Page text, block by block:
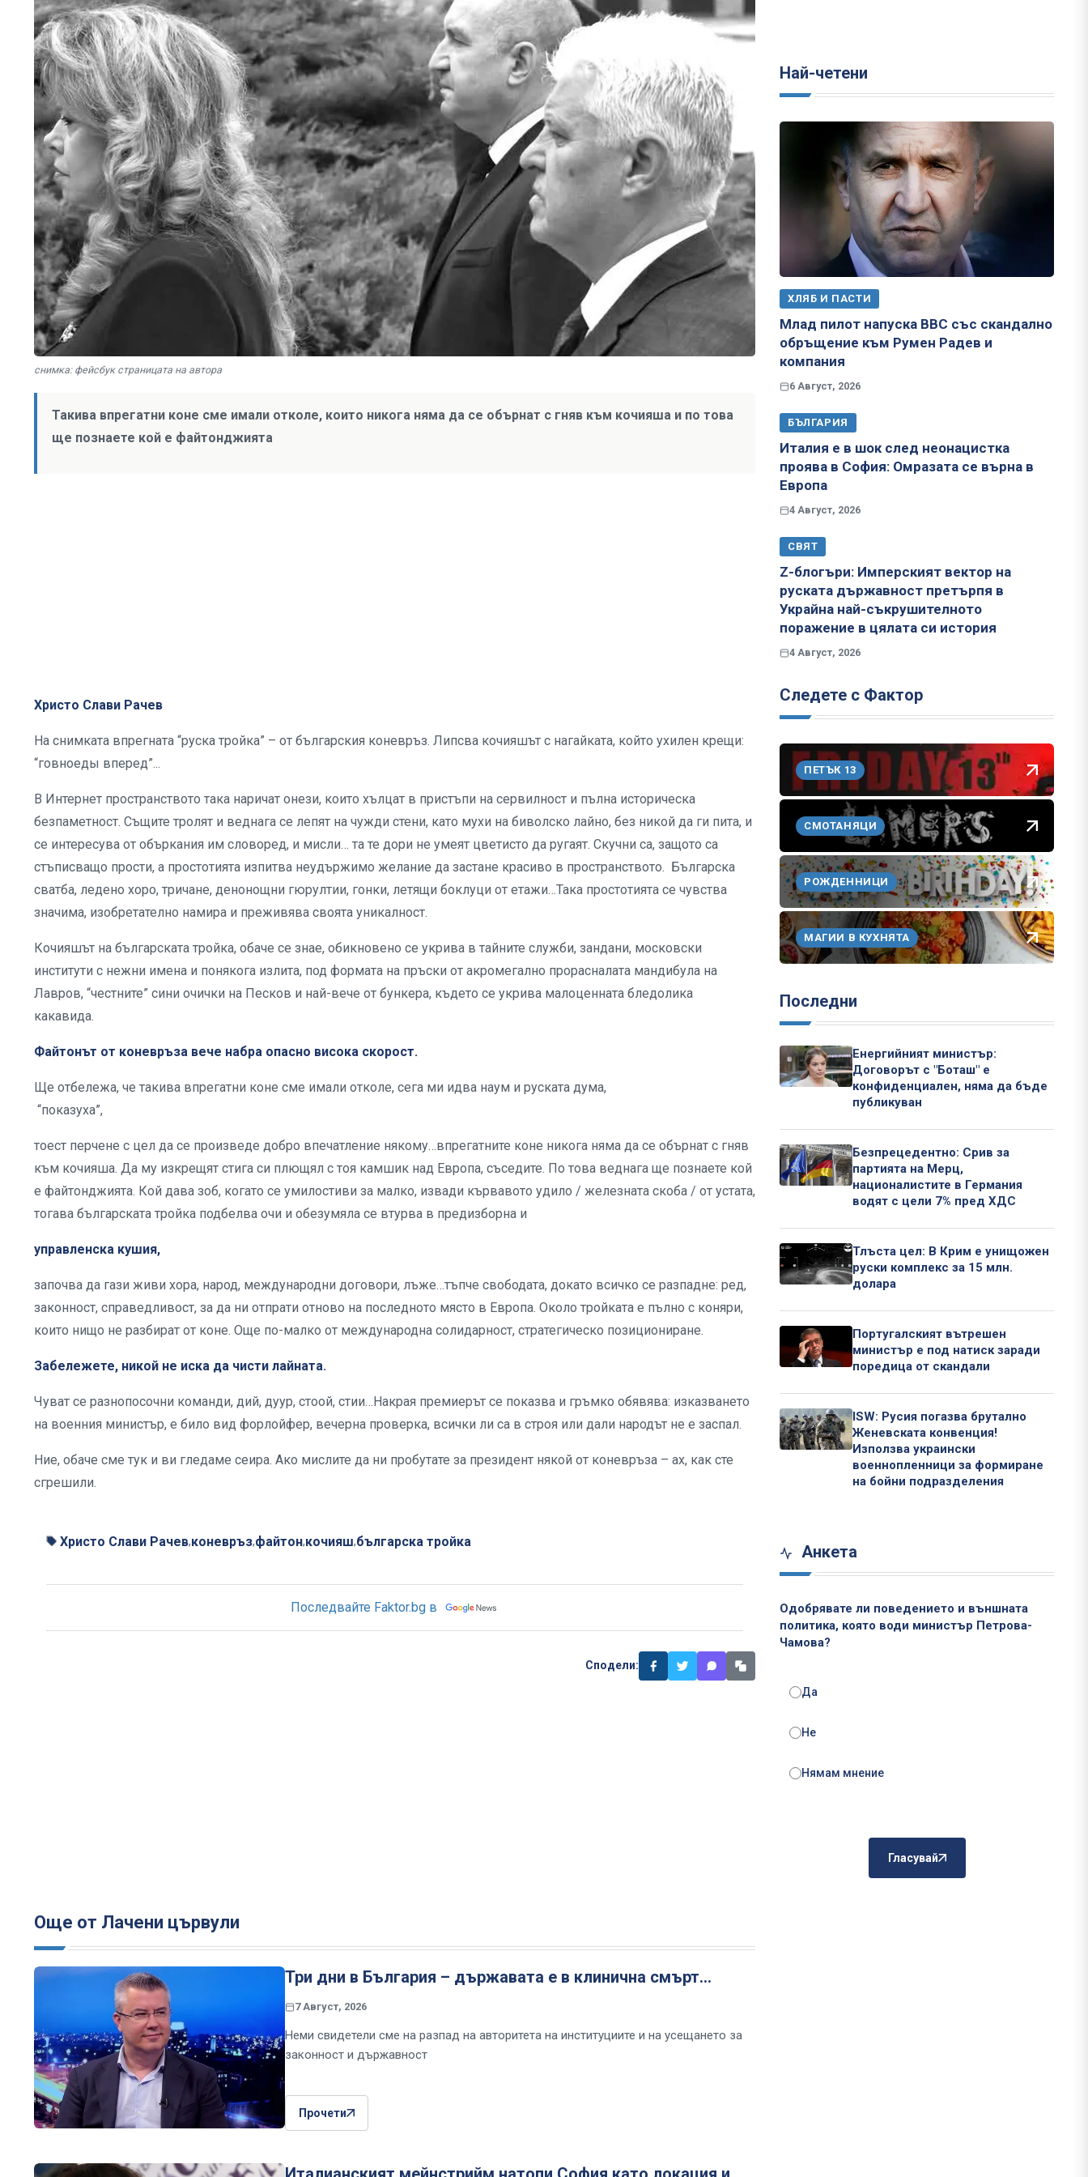
снимка: фейсбук страницата на автора
Такива впрегатни коне сме имали отколе, които никога няма да се обърнат с гняв към кочияша и по това
ще познаете кой е файтонджията
Христо Слави Рачев
На снимката впрегната “руска тройка” – от българския коневръз. Липсва кочияшът с нагайката, който ухилен крещи:
“говноеды вперед”...
В Интернет пространството така наричат онези, които хълцат в пристъпи на сервилност и пълна историческа
безпаметност. Същите тролят и веднага се лепят на чужди стени, като мухи на биволско лайно, без никой да ги пита, и
се интересува от объркания им словоред, и мисли… та те дори не умеят цветисто да ругаят. Скучни са, защото са
стъписващо прости, а простотията изпитва неудържимо желание да застане красиво в пространството. Българска
сватба, ледено хоро, тричане, денонощни гюрултии, гонки, летящи боклуци от етажи…Така простотията се чувства
значима, изобретателно намира и преживява своята уникалност.
Кочияшът на българската тройка, обаче се знае, обикновено се укрива в тайните служби, зандани, московски
институти с нежни имена и понякога излита, под формата на пръски от акромегално прорасналата мандибула на
Лавров, “честните” сини очички на Песков и най-вече от бункера, където се укрива малоценната бледолика
какавида.
Файтонът от коневръза вече набра опасно висока скорост.
Ще отбележа, че такива впрегатни коне сме имали отколе, сега ми идва наум и руската дума,
“показуха”,
тоест перчене с цел да се произведе добро впечатление някому…впрегатните коне никога няма да се обърнат с гняв
към кочияша. Да му изкрещят стига си плющял с тоя камшик над Европа, съседите. По това веднага ще познаете кой
е файтонджията. Кой дава зоб, когато се умилостиви за малко, извади кървавото удило / железната скоба / от устата,
тогава българската тройка подбелва очи и обезумяла се втурва в предизборна и
управленска кушия,
започва да гази живи хора, народ, международни договори, лъже…тъпче свободата, докато всичко се разпадне: ред,
законност, справедливост, за да ни отпрати отново на последното място в Европа. Около тройката е пълно с коняри,
които нищо не разбират от коне. Още по-малко от международна солидарност, стратегическо позициониране.
Забележете, никой не иска да чисти лайната.
Чуват се разнопосочни команди, дий, дуур, стоой, стии…Накрая премиерът се показва и гръмко обявява: изказването
на военния министър, е било вид форлойфер, вечерна проверка, всички ли са в строя или дали народът не е заспал.
Ние, обаче сме тук и ви гледаме сеира. Ако мислите да ни пробутате за президент някой от коневръза – ах, как сте
сгрешили.
Христо Слави Рачев,коневръз,файтон,кочияш,българска тройка
Последвайте Faktor.bg в
Сподели:
Още от Лачени цървули
Три дни в България – държавата е в клинична смърт…
7 Август, 2026
Неми свидетели сме на разпад на авторитета на институциите и на усещането за
законност и държавност
Прочети
Най-четени
ХЛЯБ И ПАСТИ
Млад пилот напуска ВВС със скандално
обръщение към Румен Радев и
компания
6 Август, 2026
БЪЛГАРИЯ
Италия е в шок след неонацистка
проява в София: Омразата се върна в
Европа
4 Август, 2026
СВЯТ
Z-блогъри: Имперският вектор на
руската държавност претърпя в
Украйна най-съкрушителното
поражение в цялата си история
4 Август, 2026
Следете с Фактор
ПЕТЪК 13
СМОТАНЯЦИ
РОЖДЕННИЦИ
МАГИИ В КУХНЯТА
Последни
Енергийният министър:
Договорът с "Боташ" е
конфиденциален, няма да бъде
публикуван
Безпрецедентно: Срив за
партията на Мерц,
националистите в Германия
водят с цели 7% пред ХДС
Тлъста цел: В Крим е унищожен
руски комплекс за 15 млн.
долара
Португалският вътрешен
министър е под натиск заради
поредица от скандали
ISW: Русия погазва брутално
Женевската конвенция!
Използва украински
военнопленници за формиране
на бойни подразделения
Анкета
Одобрявате ли поведението и външната
политика, която води министър Петрова-
Чамова?
Да
Не
Нямам мнение
Гласувай